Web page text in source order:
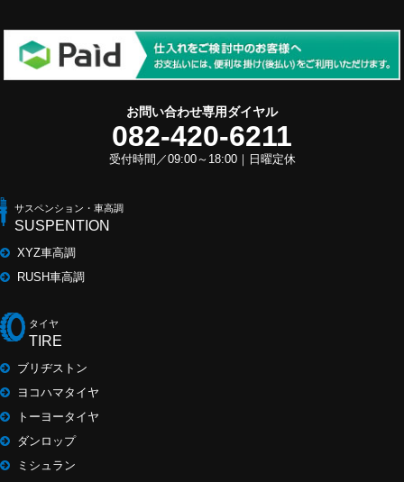
お問い合わせ専用ダイヤル
082-420-6211
受付時間／09:00～18:00｜日曜定休
サスペンション・車高調
SUSPENTION
XYZ車高調
RUSH車高調
タイヤ
TIRE
ブリヂストン
ヨコハマタイヤ
トーヨータイヤ
ダンロップ
ミシュラン